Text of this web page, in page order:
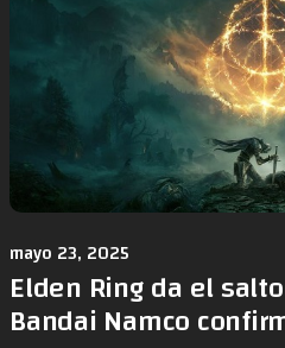
mayo 23, 2025
Elden Ring da el
Bandai Namco